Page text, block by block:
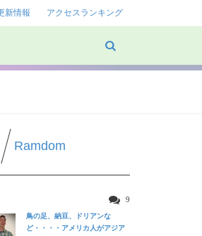
新情報 アクセスランキング
Ramdom
9
鳥の足、納豆、ドリアンな
ど・・・・アメリカ人がアジア